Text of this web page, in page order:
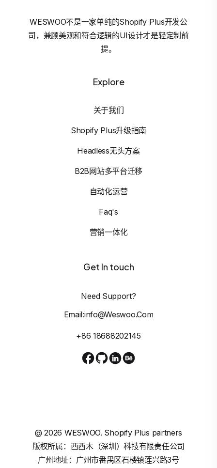
WESWOO不是一家单纯的Shopify Plus开发公
司，兼顾美观和符合逻辑的UI设计才是轻定制前
提。
Explore
关于我们
Shopify Plus升级指南
Headless无头方案
B2B网站多平台迁移
自动化运营
Faq's
营销一体化
Get In touch
Need Support?
Email:info@weswoo.com
+86 18688202145
@2026 WESWOO. Shopify Plus partners
版权所属：西西木（深圳）科技有限责任公司
广州地址：广州市番禺区石楼镇莲兴路3号